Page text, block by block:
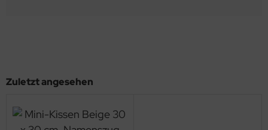
Zuletzt angesehen